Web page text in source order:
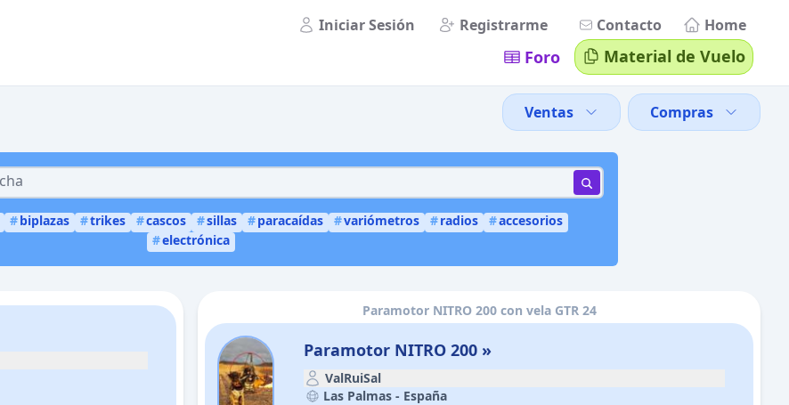
Iniciar Sesión Registrarme Contacto Home
Foro Material de Vuelo
Ventas Compras
#biplazas #trikes #cascos #sillas #paracaídas #variómetros #radios #accesorios
#electrónica
Paramotor NITRO 200 con vela GTR 24
Paramotor NITRO 200 »
ValRuiSal
Las Palmas - España